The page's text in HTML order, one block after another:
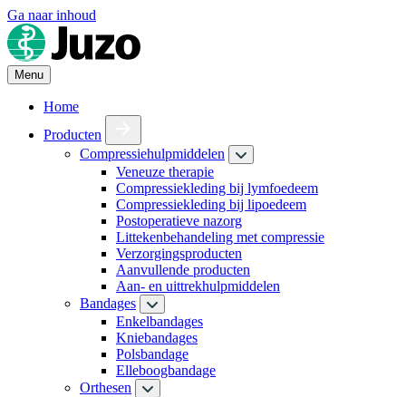
Ga naar inhoud
Menu
Home
Producten
Compressiehulpmiddelen
Veneuze therapie
Compressiekleding bij lymfoedeem
Compressiekleding bij lipoedeem
Postoperatieve nazorg
Littekenbehandeling met compressie
Verzorgingsproducten
Aanvullende producten
Aan- en uittrekhulpmiddelen
Bandages
Enkelbandages
Kniebandages
Polsbandage
Elleboogbandage
Orthesen